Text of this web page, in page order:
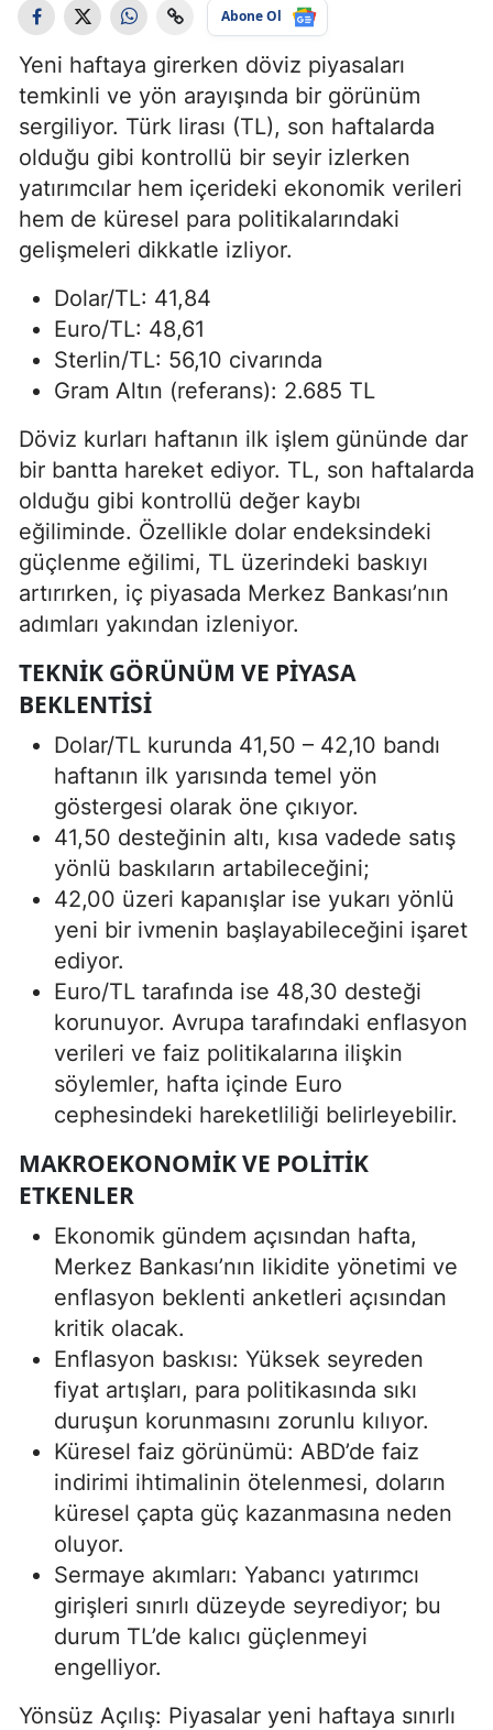
Abone Ol
Yeni haftaya girerken döviz piyasaları
temkinli ve yön arayışında bir görünüm
sergiliyor. Türk lirası (TL), son haftalarda
olduğu gibi kontrollü bir seyir izlerken
yatırımcılar hem içerideki ekonomik verileri
hem de küresel para politikalarındaki
gelişmeleri dikkatle izliyor.
Dolar/TL: 41,84
Euro/TL: 48,61
Sterlin/TL: 56,10 civarında
Gram Altın (referans): 2.685 TL
Döviz kurları haftanın ilk işlem gününde dar
bir bantta hareket ediyor. TL, son haftalarda
olduğu gibi kontrollü değer kaybı
eğiliminde. Özellikle dolar endeksindeki
güçlenme eğilimi, TL üzerindeki baskıyı
artırırken, iç piyasada Merkez Bankası’nın
adımları yakından izleniyor.
TEKNIK GÖRÜNÜM VE PIYASA
BEKLENTISI
Dolar/TL kurunda 41,50 – 42,10 bandı
haftanın ilk yarısında temel yön
göstergesi olarak öne çıkıyor.
41,50 desteğinin altı, kısa vadede satış
yönlü baskıların artabileceğini;
42,00 üzeri kapanışlar ise yukarı yönlü
yeni bir ivmenin başlayabileceğini işaret
ediyor.
Euro/TL tarafında ise 48,30 desteği
korunuyor. Avrupa tarafındaki enflasyon
verileri ve faiz politikalarına ilişkin
söylemler, hafta içinde Euro
cephesindeki hareketliliği belirleyebilir.
MAKROEKONOMIK VE POLITIK
ETKENLER
Ekonomik gündem açısından hafta,
Merkez Bankası’nın likidite yönetimi ve
enflasyon beklenti anketleri açısından
kritik olacak.
Enflasyon baskısı: Yüksek seyreden
fiyat artışları, para politikasında sıkı
duruşun korunmasını zorunlu kılıyor.
Küresel faiz görünümü: ABD’de faiz
indirimi ihtimalinin ötelenmesi, doların
küresel çapta güç kazanmasına neden
oluyor.
Sermaye akımları: Yabancı yatırımcı
girişleri sınırlı düzeyde seyrediyor; bu
durum TL’de kalıcı güçlenmeyi
engelliyor.
Yönsüz Açılış: Piyasalar yeni haftaya sınırlı